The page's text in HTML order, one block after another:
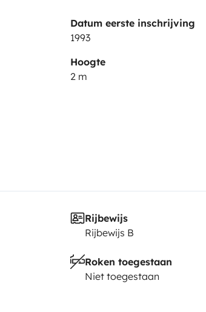
Datum eerste inschrijving
1993
Hoogte
2 m
Rijbewijs
Rijbewijs B
Roken toegestaan
Niet toegestaan